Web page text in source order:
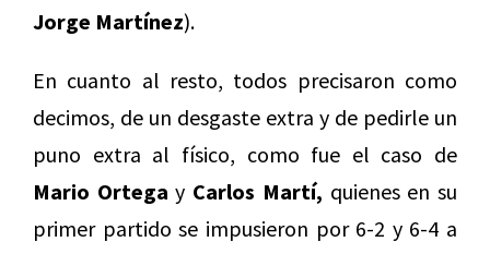
Jorge Martínez).
En cuanto al resto, todos precisaron como
decimos, de un desgaste extra y de pedirle un
puno extra al físico, como fue el caso de
Mario Ortega y Carlos Martí, quienes en su
primer partido se impusieron por 6-2 y 6-4 a